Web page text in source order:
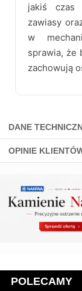
jakiś czas
zawiasy
w
sprawia, że
zachowują
DANE
OPINIE
POLECAMY